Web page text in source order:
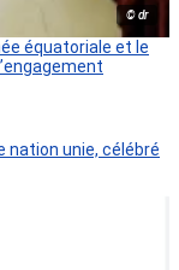
© dr
équatoriale et le
nation unie, célébré